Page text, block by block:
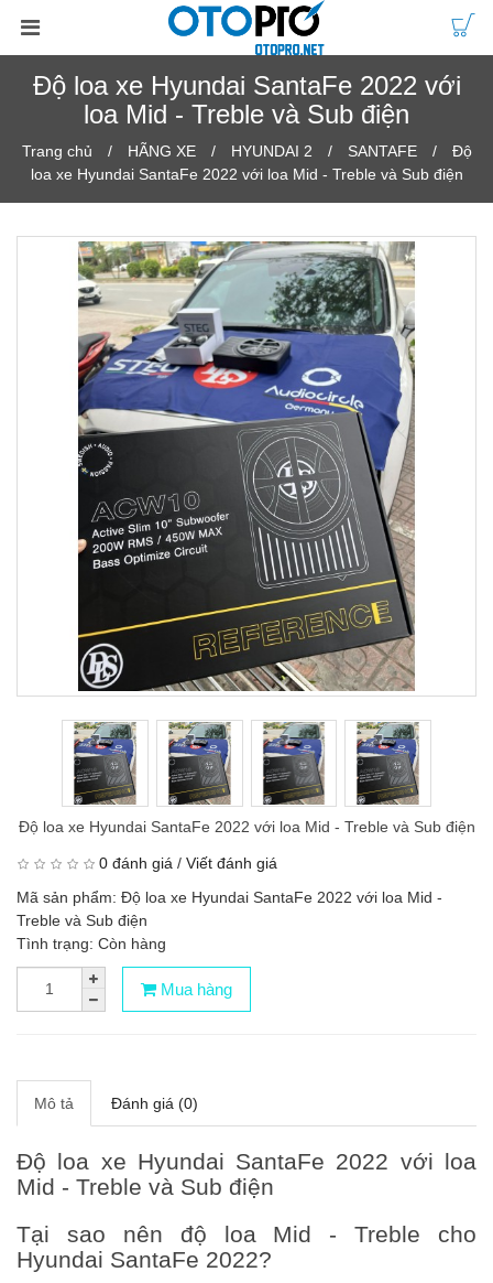
Độ loa xe Hyundai SantaFe 2022 với
loa Mid - Treble và Sub điện
Trang chủ HÃNG XE HYUNDAI 2 SANTAFE
Độ
loa xe Hyundai SantaFe 2022 với loa Mid - Treble và Sub điện
Độ loa xe Hyundai SantaFe 2022 với loa Mid - Treble và Sub điện
0 đánh giá / Viết đánh giá
Mã sản phẩm: Độ loa xe Hyundai SantaFe 2022 với loa Mid -
Treble và Sub điện
Tình trạng: Còn hàng
Mua hàng
Mô tả Đánh giá (0)
Độ loa xe Hyundai SantaFe 2022 với loa
Mid - Treble và Sub điện
Tại sao nên độ loa Mid - Treble cho
Hyundai SantaFe 2022?